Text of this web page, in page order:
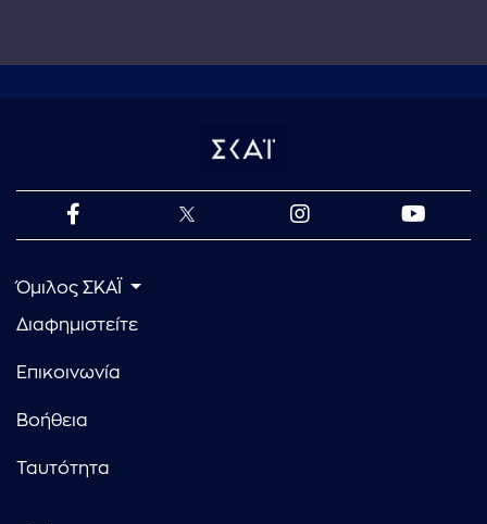
Όμιλος ΣΚΑΪ
Διαφημιστείτε
Επικοινωνία
Βοήθεια
Ταυτότητα